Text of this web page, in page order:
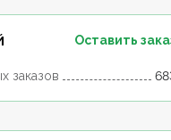
Оставить
заказов